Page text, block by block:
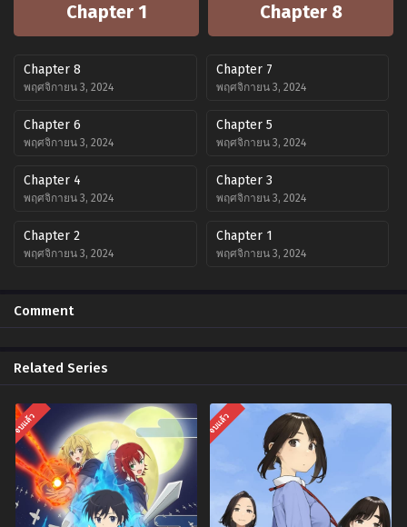
Chapter 1 Chapter 8
Chapter 8
พฤศจิกายน 3, 2024
Chapter 7
พฤศจิกายน 3, 2024
Chapter 6
พฤศจิกายน 3, 2024
Chapter 5
พฤศจิกายน 3, 2024
Chapter 4
พฤศจิกายน 3, 2024
Chapter 3
พฤศจิกายน 3, 2024
Chapter 2
พฤศจิกายน 3, 2024
Chapter 1
พฤศจิกายน 3, 2024
Comment
Related Series
จบแล้ว จบแล้ว